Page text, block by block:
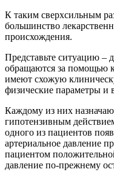
К таким сверхсильным
большинство
происхождения.
Представьте ситуацию –
обращаются за помощью
имеют схожую
физические параметры и
Каждому из них
гипотензивным
одного из пациентов
артериальное давление
пациентом
давление по-прежнему